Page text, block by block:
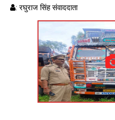
: रघुराज सिंह संवाददाता